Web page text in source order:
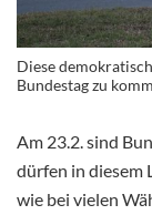
Diese
Bundestag zu
Am 23.2. sind
dürfen in diesem
wie bei vielen